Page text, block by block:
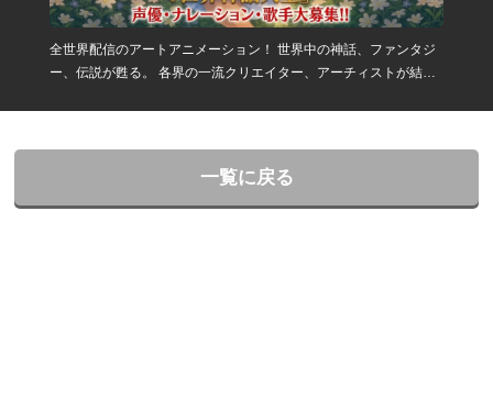
全世界配信のアートアニメーション！ 世界中の神話、ファンタジ
ー、伝説が甦る。 各界の一流クリエイター、アーチィストが結集
一覧に戻る